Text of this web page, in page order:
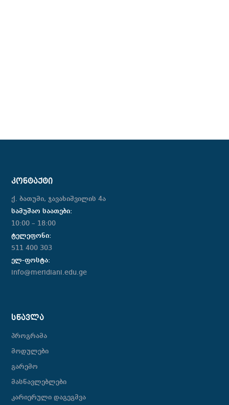
ᲙᲝᲜᲢᲐᲥᲢᲘ
ქ. ბათუმი, ჯავახიშვილის 4ა
სამუშაო საათები:
10:00 – 18:00
ტელეფონი:
511 400 303
ელ-ფოსტა:
info@meridiani.edu.ge
ᲡᲬᲐᲕᲚᲐ
პროგრამა
მოდულები
გარემო
მასწავლებლები
კარიერული დაგეგმვა